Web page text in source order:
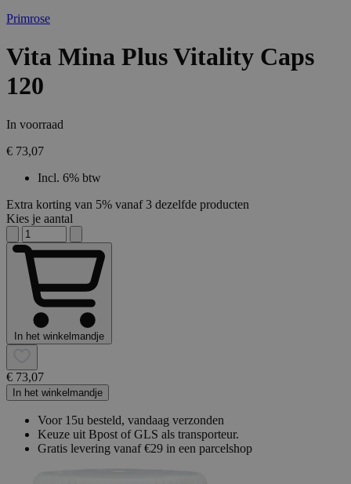
Primrose
Vita Mina Plus Vitality Caps
120
In voorraad
€ 73,07
Incl. 6% btw
Extra korting van 5% vanaf 3 dezelfde producten
Kies je aantal
In het winkelmandje
€ 73,07
In het winkelmandje
Voor 15u besteld, vandaag verzonden
Keuze uit Bpost of GLS als transporteur.
Gratis levering vanaf €29 in een parcelshop